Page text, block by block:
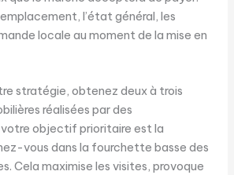
l’état général, les
locale au moment de la mise en
stratégie, obtenez deux à trois
réalisées par des
votre objectif prioritaire est la
vous dans la fourchette basse des
Cela maximise les visites, provoque